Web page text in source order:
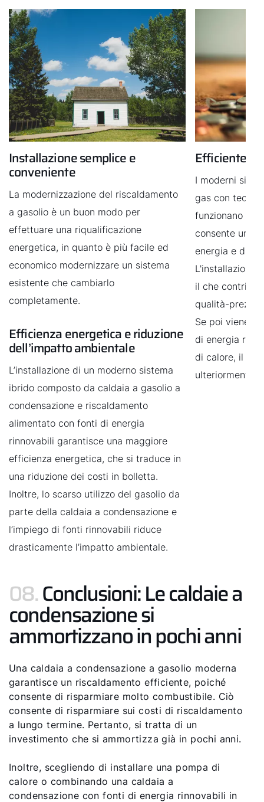
Installazione semplice e
conveniente
La modernizzazione del riscaldamento
a gasolio è un buon modo per
effettuare una riqualificazione
energetica, in quanto è più facile ed
economico modernizzare un sistema
esistente che cambiarlo
completamente.
Efficienza energetica e riduzione
dell’impatto ambientale
L’installazione di un moderno sistema
ibrido composto da caldaia a gasolio a
condensazione e riscaldamento
alimentato con fonti di energia
rinnovabili garantisce una maggiore
efficienza energetica, che si traduce in
una riduzione dei costi in bolletta.
Inoltre, lo scarso utilizzo del gasolio da
parte della caldaia a condensazione e
l’impiego di fonti rinnovabili riduce
drasticamente l’impatto ambientale.
Efficiente
I moderni
gas con
funzionano in
consente un
energia e di
L'installazione
il che
qualità-prezzo
Se poi viene
di energia
di calore, il
ulteriormente
08.Conclusioni: Le caldaie a
condensazione si
ammortizzano in pochi anni
Una caldaia a condensazione a gasolio moderna
garantisce un riscaldamento efficiente, poiché
consente di risparmiare molto combustibile. Ciò
consente di risparmiare sui costi di riscaldamento
a lungo termine. Pertanto, si tratta di un
investimento che si ammortizza già in pochi anni.
Inoltre, scegliendo di installare una pompa di
calore o combinando una caldaia a
condensazione con fonti di energia rinnovabili in